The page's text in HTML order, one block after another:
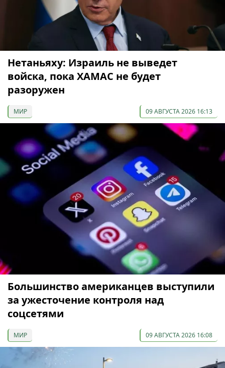
Нетаньяху: Израиль не выведет
войска, пока ХАМАС не будет
разоружен
МИР 09 АВГУСТА 2026 16:13
Большинство американцев выступили
за ужесточение контроля над
соцсетями
МИР 09 АВГУСТА 2026 16:08